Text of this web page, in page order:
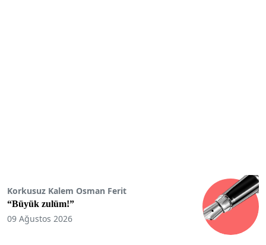
Korkusuz Kalem Osman Ferit
“Büyük zulüm!”
09 Ağustos 2026